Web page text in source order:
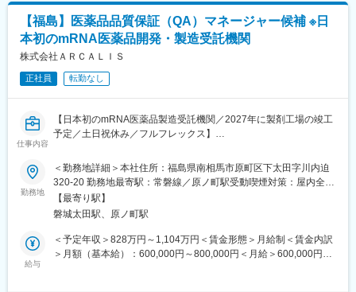
【品質管理部のチーム編成について】
当社の品質管理部は下記のチームに編成をされております。ご経
験に応じて担当のチーム配属をさせていただきます。
・原料試験・微生物試験担当
・技術移管担当
・機器担当
■当社について
当社は日本初のmRNA医薬品の開発・製造を受託する機関
施設を建設しています。「世界初の統合型mRNA医薬品CDMO事
業者として」mRNA医薬品の原薬製造と製剤製造の両方を手掛け
る世界初の統合型mRNA医薬品CDMOを目指しています。
当社はGMP準拠のmRNA原薬製造施設を2023年7月に竣工しまし
（レプリコン）の商品化を予定しています。2027年には製剤工場
の竣工も計画しており、充填及び凍結乾燥まで一気通貫で医薬品
【福島】医薬品品質保証（QA）マネージャー候補 ※日
本初のmRNA医薬品開発・製造受託機関
株式会社ＡＲＣＡＬＩＳ
正社員 転勤なし
仕事内容
【日本初のmRNA医薬品製造受託機関／2027年に製剤工場の竣工
予定／土日祝休み／フルフレックス】
とArcturus社からの技術移管業務を開始している。Arcturus社から
の原薬および製剤開発に関する製造、分析技術の移管を成功さ
せ、国内を中心とした治験薬、製品開発受託事業の品質保証を統
括する。
■仕事内容：
・Arcturus社からの技術移転計画に従い、３局対応の品質マネー
ジメントマネージメントシステムを構築（組織、役割・責任、ス
勤務地
＜勤務地詳細＞本社住所：福島県南相馬市原町区下太田字川内迫
320-20 勤務地最寄駅：常磐線／原ノ町駅受動喫煙対策：屋内全面
禁煙変更の範囲：会社の定める事業所
【最寄り駅】
磐城太田駅、原ノ町駅
給与
＜予定年収＞828万円～1,104万円＜賃金形態＞月給制＜賃金内訳
＞月額（基本給）：600,000円～800,000円＜月給＞600,000円～